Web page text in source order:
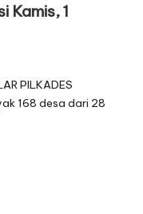
Kamis, 1
PILKADES
168 desa dari 28